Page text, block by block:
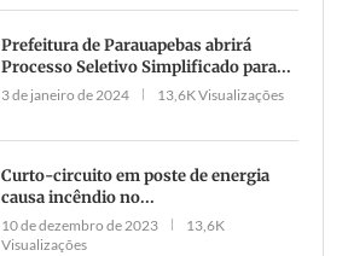
Prefeitura de Parauapebas abrirá
Processo Seletivo Simplificado para...
3 de janeiro de 2024 13,6K Visualizações
Curto-circuito em poste de energia
causa incêndio no...
10 de dezembro de 2023
13,6K
Visualizações